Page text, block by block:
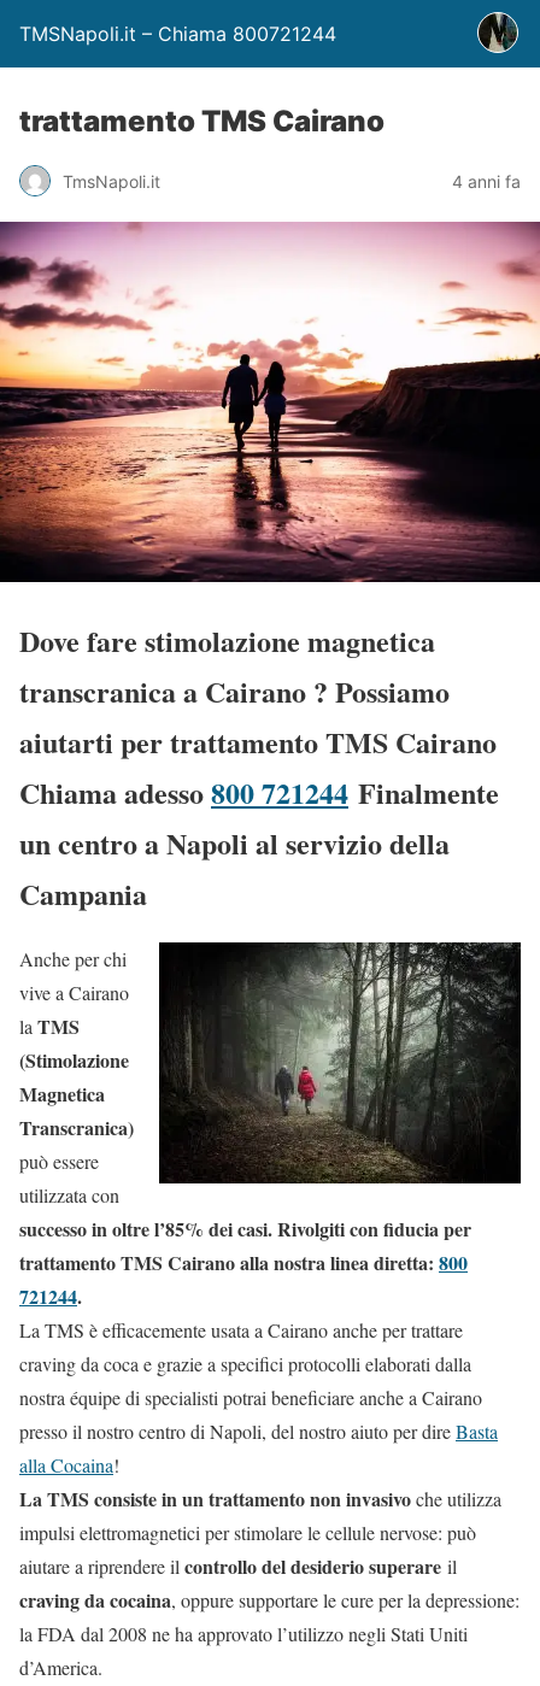
TMSNapoli.it – Chiama 800721244
trattamento TMS Cairano
TmsNapoli.it 4 anni fa
Dove fare stimolazione magnetica
transcranica a Cairano ? Possiamo
aiutarti per trattamento TMS Cairano
Chiama adesso800 721244 Finalmente
un centro a Napoli al servizio della
Campania
Anche per chi
vive a Cairano
laTMS
(Stimolazione
Magnetica
Transcranica)
può essere
utilizzata con
successo in oltre l’85% dei casi. Rivolgiti con fiducia per
trattamento TMS Cairano alla nostra linea diretta: 800
721244.
La TMS è efficacemente usata a Cairano anche per trattare
craving da coca e grazie a specifici protocolli elaborati dalla
nostra équipe di specialisti potrai beneficiare anche a Cairano
presso il nostro centro di Napoli, del nostro aiuto per direBasta
alla Cocaina!
La TMS consiste in un trattamento non invasivoche utilizza
impulsi elettromagnetici per stimolare le cellule nervose: può
aiutare a riprendere ilcontrollo del desiderio superare il
craving da cocaina, oppure supportare le cure per la depressione:
la FDA dal 2008 ne ha approvato l’utilizzo negli Stati Uniti
d’America.